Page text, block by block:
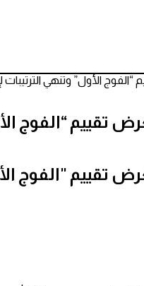
“الفوج الأول” وتنهي
تقييم “الفوج
تقييم "الفوج